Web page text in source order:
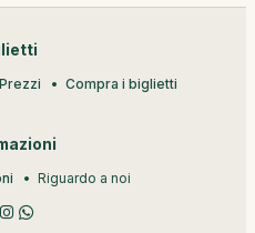
Prezzi Compra i biglietti
Riguardo a noi